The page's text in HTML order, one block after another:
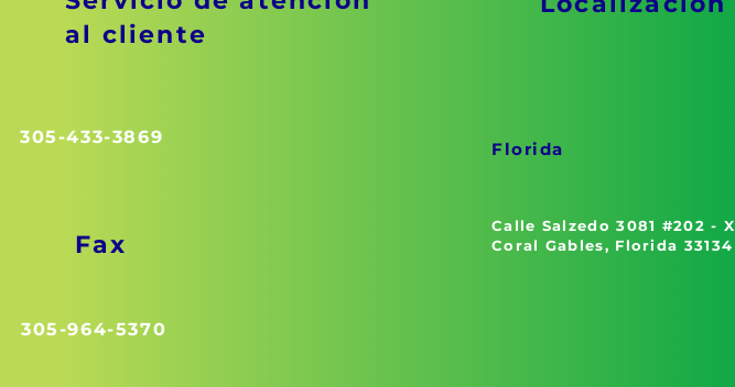
al cliente
305-433-3869
Fax
Florida
Calle Salzedo 3081 #202 - X
Coral Gables, Florida 33134
305-964-5370